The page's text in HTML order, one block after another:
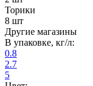
Торики
8 шт
Другие магазины
В упаковке, кг/л:
0.8
2.7
5